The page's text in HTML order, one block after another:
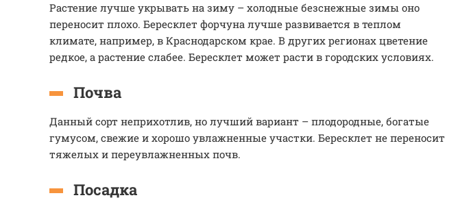
Растение лучше укрывать на зиму – холодные безснежные зимы оно
переносит плохо. Бересклет форчуна лучше развивается в теплом
климате, например, в Краснодарском крае. В других регионах цветение
редкое, а растение слабее. Бересклет может расти в городских условиях.
Почва
Данный сорт неприхотлив, но лучший вариант – плодородные, богатые
гумусом, свежие и хорошо увлажненные участки. Бересклет не переносит
тяжелых и переувлажненных почв.
Посадка